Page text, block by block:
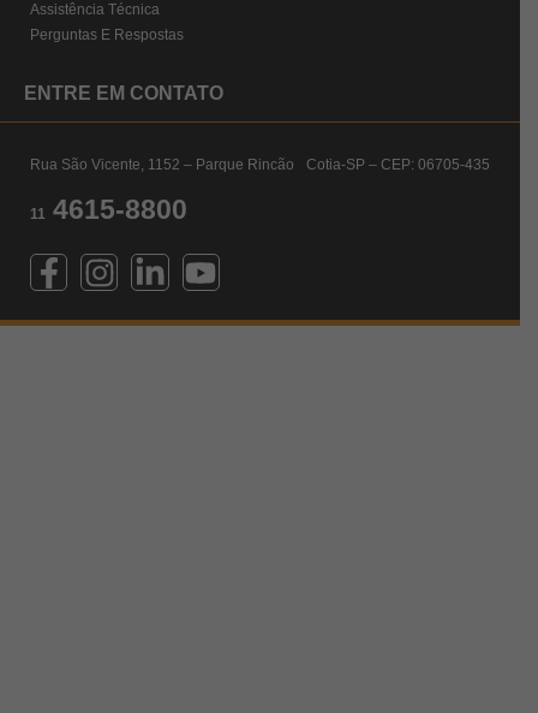
Assistência Técnica
Perguntas E Respostas
ENTRE EM CONTATO
Rua São Vicente, 1152 – Parque Rincão Cotia-SP – CEP: 06705-435
11 4615-8800